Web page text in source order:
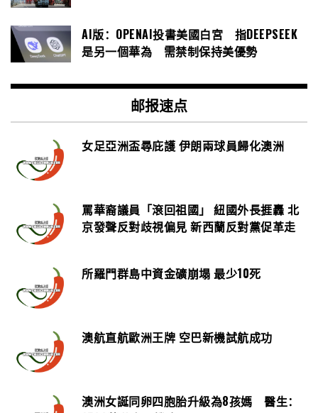
AI版：OPENAI投書美國白宮 指DEEPSEEK
是另一個華為 需禁制保持美優勢
邮报速点
女足亞洲盃尋庇護 伊朗兩球員歸化澳洲
罵華裔議員「滾回祖國」 紐國外長捱轟 北
京發聲反對歧視偏見 新西蘭反對黨促革走
所羅門群島中資金礦崩塌 最少10死
澳航直航歐洲王牌 空巴新機試航成功
澳洲女誕同卵四胞胎升級為8孩媽 醫生：